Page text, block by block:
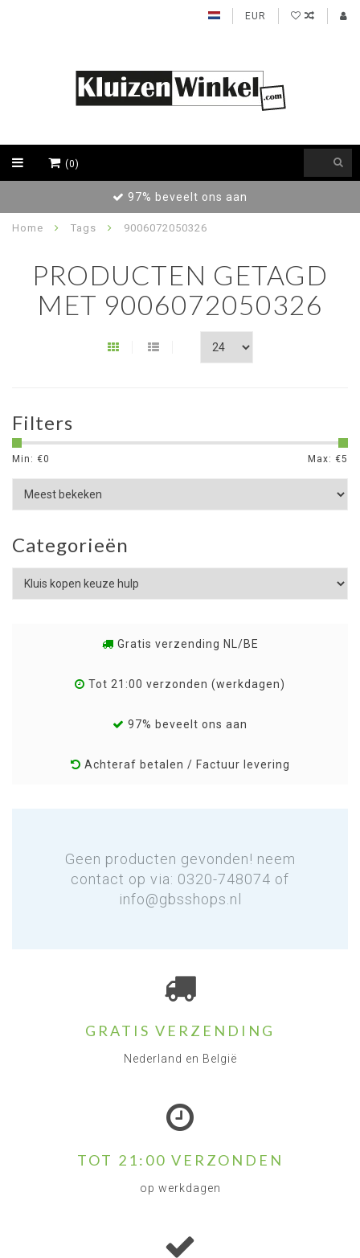
EUR
(0)
97% beveelt ons aan
Home Tags 9006072050326
PRODUCTEN GETAGD
MET 9006072050326
Filters
Min: €0 Max: €5
Categorieën
Gratis verzending NL/BE
Tot 21:00 verzonden (werkdagen)
97% beveelt ons aan
Achteraf betalen / Factuur levering
Geen producten gevonden! neem
contact op via: 0320-748074 of
info@gbsshops.nl
GRATIS VERZENDING
Nederland en België
TOT 21:00 VERZONDEN
op werkdagen